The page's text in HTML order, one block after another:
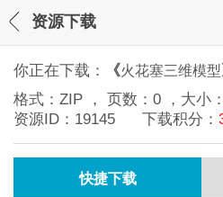
资源下载
你正在下载： 《火花塞三维模型
格式： ZIP ， 页数： 0 ，大小：
资源ID： 19145 下载积分：
快捷下载